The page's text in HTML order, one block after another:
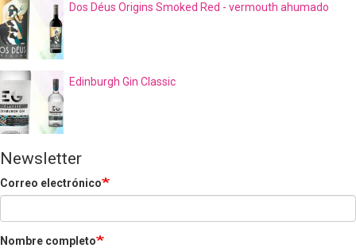
Dos Déus Origins Smoked Red - vermouth ahumado
Edinburgh Gin Classic
Newsletter
Correo electrónico
Nombre completo